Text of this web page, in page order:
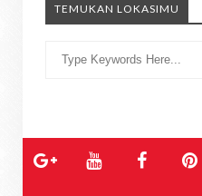
TEMUKAN LOKASIMU